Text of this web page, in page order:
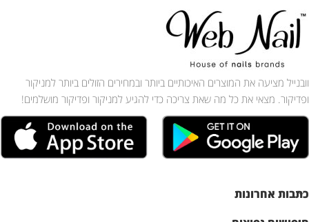
וובנייל מציעה את המוצרים האיכותיים ביותר ובמחירים הזולים ביותר למניקור
ופדיקור. מצאי את כל מה שאת צריכה כדי להגיע למניקור ופדיקור מושלמים!
כתבות אחרונות